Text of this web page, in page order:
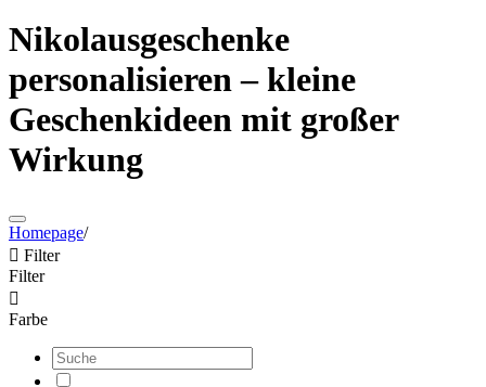
Nikolausgeschenke
personalisieren – kleine
Geschenkideen mit großer
Wirkung
Homepage/
 Filter
Filter

Farbe